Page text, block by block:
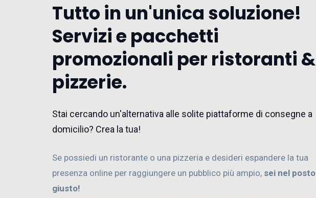
Tutto in un'unica soluzione!
Servizi e pacchetti
promozionali per ristoranti &
pizzerie.
Stai cercando un'alternativa alle solite piattaforme di consegne a
domicilio? Crea la tua!
Se possiedi un ristorante o una pizzeria e desideri espandere la tua
presenza online per raggiungere un pubblico più ampio, sei nel posto
giusto!